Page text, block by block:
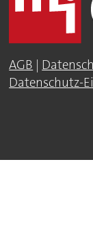
AGB |
Datenschutz-